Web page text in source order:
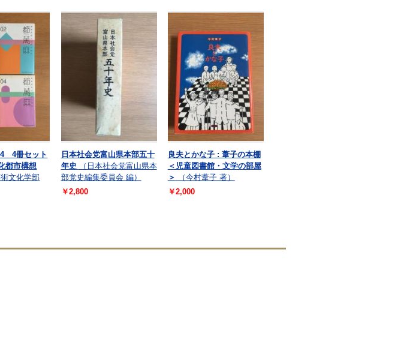
4冊セット
都市構想
術文化学部
日本社会党富山県本部五十
年史
（日本社会党富山県本
部党史編集委員会 編）
￥2,800
良夫とかな子 : 葦子の本棚
＜児童図書館・文学の部屋
＞
（今村葦子 著）
￥2,000